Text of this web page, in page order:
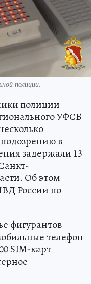
полиции.
полиции
УФСБ
в
задержали 13
Об этом
России по
фигурантов
телефон
SIM-карт